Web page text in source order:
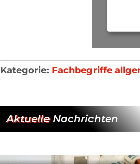
Kategorie: Fachbegriffe
AktuelleNachrichten